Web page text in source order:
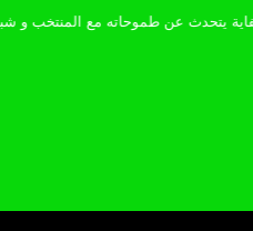
الحارس بوحلفاية يتحدث عن طموحاته